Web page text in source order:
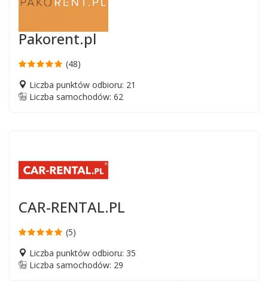
Pakorent.pl
(48)
Liczba punktów odbioru: 21
Liczba samochodów: 62
CAR-RENTAL.PL
(5)
Liczba punktów odbioru: 35
Liczba samochodów: 29